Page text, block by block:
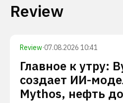
Review
Review·07.08.2026 10:41
Главное к утру:
создает ИИ-
Mythos, нефть